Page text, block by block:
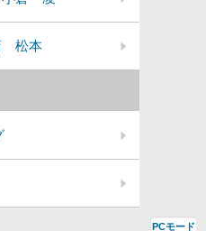
松本
PCモード